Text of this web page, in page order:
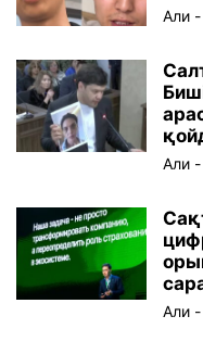
Али -
Али -
Али -